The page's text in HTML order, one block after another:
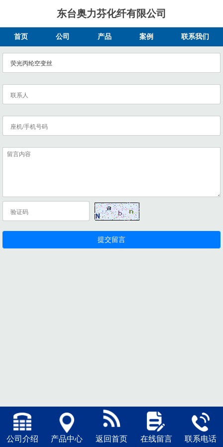
东台奥力芬化纤有限公司
首页 公司 产品 案例 联系我们
公司介绍 产品中心 返回首页 在线留言 联系电话